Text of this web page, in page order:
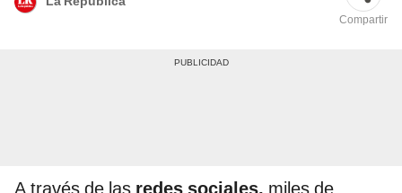
Compartir